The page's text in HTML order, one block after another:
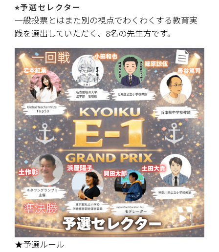
⭐︎予選セレクター
一般投票とはまた別の視点でわくわくする教育実
践を選出していただく、8名の先生方です。
★予選ルール